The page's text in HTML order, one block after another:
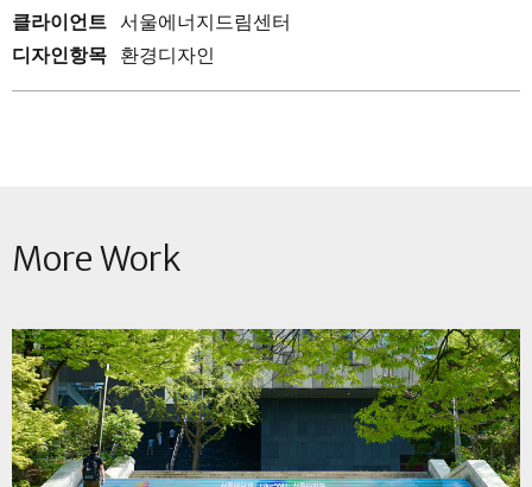
클라이언트 서울에너지드림센터
디자인항목 환경디자인
More Work